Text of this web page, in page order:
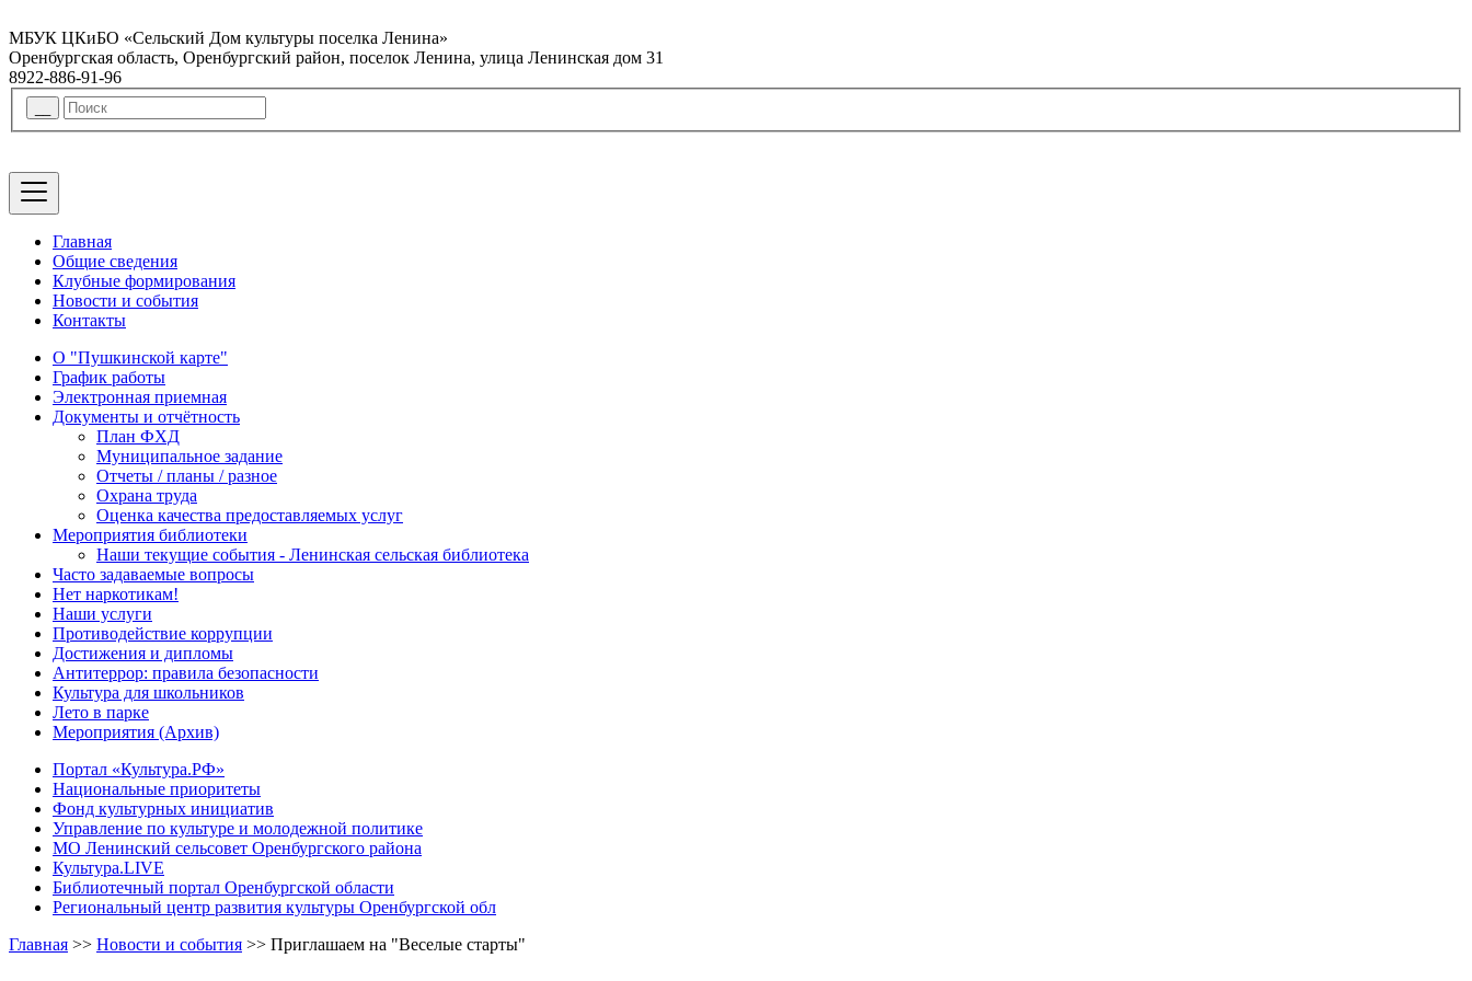
МБУК ЦКиБО «Сельский Дом культуры поселка Ленина»
Оренбургская область, Оренбургский район, поселок Ленина, улица Ленинская дом 31
8922-886-91-96
Главная
Общие сведения
Клубные формирования
Новости и события
Контакты
О "Пушкинской карте"
График работы
Электронная приемная
Документы и отчётность
План ФХД
Муниципальное задание
Отчеты / планы / разное
Охрана труда
Оценка качества предоставляемых услуг
Мероприятия библиотеки
Наши текущие события - Ленинская сельская библиотека
Часто задаваемые вопросы
Нет наркотикам!
Наши услуги
Противодействие коррупции
Достижения и дипломы
Антитеррор: правила безопасности
Культура для школьников
Лето в парке
Мероприятия (Архив)
Портал «Культура.РФ»
Национальные приоритеты
Фонд культурных инициатив
Управление по культуре и молодежной политике
МО Ленинский сельсовет Оренбургского района
Культура.LIVE
Библиотечный портал Оренбургской области
Региональный центр развития культуры Оренбургской обл
Главная >> Новости и события >> Приглашаем на "Веселые старты"